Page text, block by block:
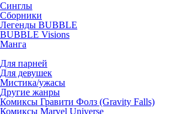
Синглы
Сборники
Легенды BUBBLE
BUBBLE Visions
Манга
Для парней
Для девушек
Мистика/ужасы
Другие жанры
Комиксы Гравити Фолз (Gravity Falls)
Комиксы Marvel Universe